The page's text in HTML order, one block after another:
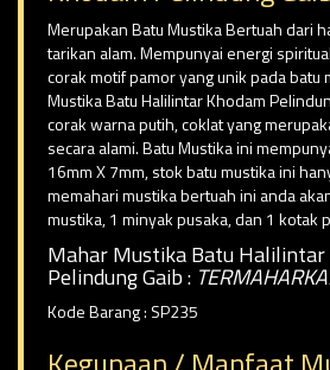
Merupakan Batu Mustika Bertuah dari
tarikan alam. Mempunyai energi
corak motif pamor yang unik pada batu
Mustika Batu Halilintar Khodam
corak warna putih, coklat yang
secara alami. Batu Mustika ini
16mm X 7mm, stok batu mustika ini
memahari mustika bertuah ini anda
mustika, 1 minyak pusaka, dan 1 kotak
Mahar Mustika Batu Halilintar
Pelindung Gaib :
Kode Barang : SP235